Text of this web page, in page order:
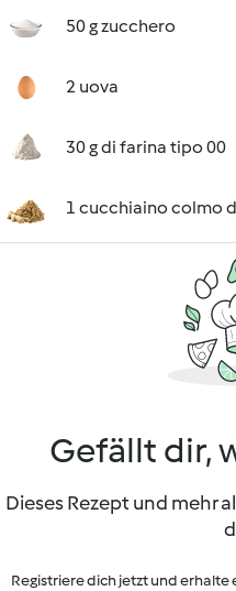
50 g zucchero
2 uova
30 g di farina tipo 00
1 cucchiaino colmo
Gefällt dir,
Dieses Rezept und mehr
Registriere dich jetzt und erhalte